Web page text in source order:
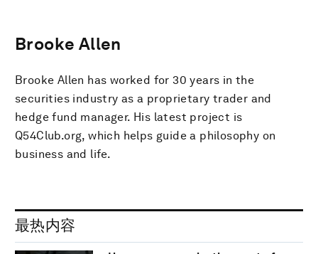
Brooke Allen
Brooke Allen has worked for 30 years in the
securities industry as a proprietary trader and
hedge fund manager. His latest project is
Q54Club.org, which helps guide a philosophy on
business and life.
最热内容